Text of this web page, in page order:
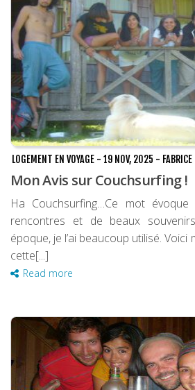
LOGEMENT EN VOYAGE - 19 NOV, 2025 -
Mon Avis sur Couchsurfing !
Ha Couchsurfing…Ce mot
rencontres et de beaux
époque, je l’ai beaucoup utilisé.
cette[...]
Read more